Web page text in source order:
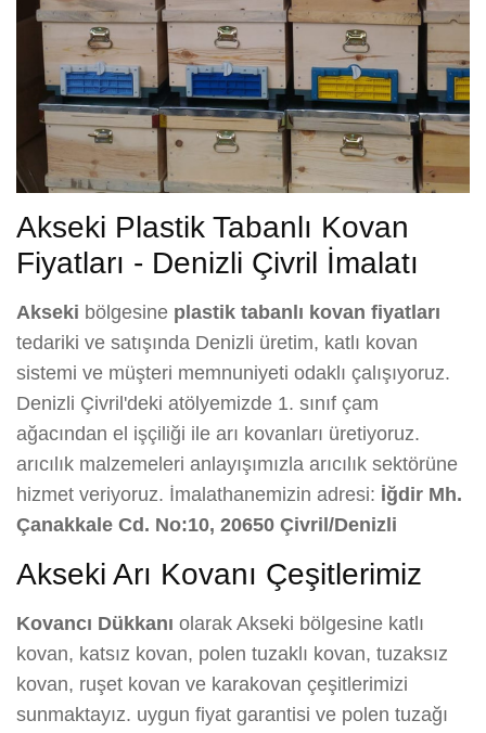
Akseki Plastik Tabanlı Kovan
Fiyatları - Denizli Çivril İmalatı
Akseki bölgesine plastik tabanlı kovan fiyatları
tedariki ve satışında Denizli üretim, katlı kovan
sistemi ve müşteri memnuniyeti odaklı çalışıyoruz.
Denizli Çivril'deki atölyemizde 1. sınıf çam
ağacından el işçiliği ile arı kovanları üretiyoruz.
arıcılık malzemeleri anlayışımızla arıcılık sektörüne
hizmet veriyoruz. İmalathanemizin adresi: İğdir Mh.
Çanakkale Cd. No:10, 20650 Çivril/Denizli
Akseki Arı Kovanı Çeşitlerimiz
Kovancı Dükkanı olarak Akseki bölgesine katlı
kovan, katsız kovan, polen tuzaklı kovan, tuzaksız
kovan, ruşet kovan ve karakovan çeşitlerimizi
sunmaktayız. uygun fiyat garantisi ve polen tuzağı